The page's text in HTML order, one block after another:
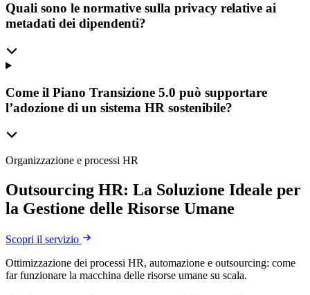
Quali sono le normative sulla privacy relative ai
metadati dei dipendenti?
Come il Piano Transizione 5.0 può supportare
l’adozione di un sistema HR sostenibile?
Organizzazione e processi HR
Outsourcing HR: La Soluzione Ideale per
la Gestione delle Risorse Umane
Scopri il servizio
Ottimizzazione dei processi HR, automazione e outsourcing: come
far funzionare la macchina delle risorse umane su scala.